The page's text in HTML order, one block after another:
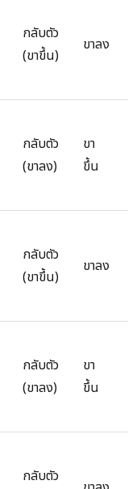
กลับตัว
(ขาขึ้น)
ขาลง
กลับตัว
(ขาลง)
ขา
ขึ้น
กลับตัว
(ขาขึ้น)
ขาลง
กลับตัว
(ขาลง)
ขา
ขึ้น
กลับตัว